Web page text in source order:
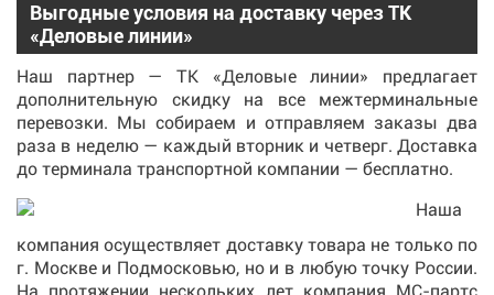
Выгодные условия на доставку через ТК
«Деловые линии»
Наш партнер — ТК «Деловые линии» предлагает
дополнительную скидку на все межтерминальные
перевозки. Мы собираем и отправляем заказы два
раза в неделю — каждый вторник и четверг. Доставка
до терминала транспортной компании — бесплатно.
Наша
компания осуществляет доставку товара не только по
г. Москве и Подмосковью, но и в любую точку России.